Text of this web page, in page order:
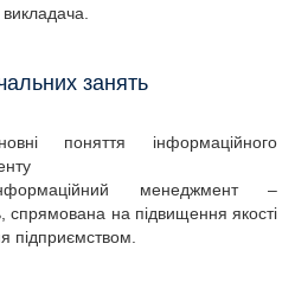
викладача.
занять
поняття інформаційного
менеджмент –
спрямована на підвищення якості
підприємством.